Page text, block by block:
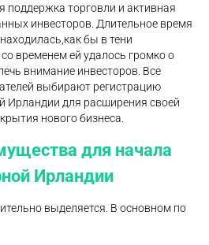
поддержка торговли и активная
инвесторов. Длительное время
бы в тени
временем ей удалось громко о
внимание инвесторов. Все
выбирают регистрацию
Ирландии для расширения своей
нового бизнеса.
для начала
Ирландии
выделяется. В основном по